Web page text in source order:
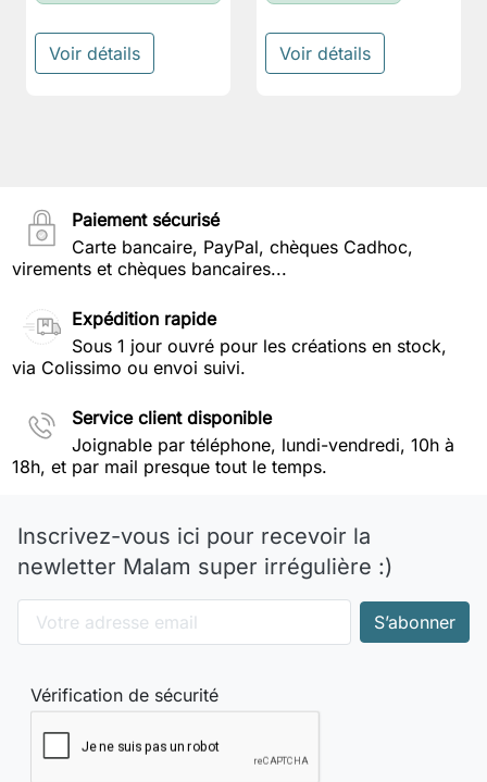
Voir détails Voir détails
Paiement sécurisé
Carte bancaire, PayPal, chèques Cadhoc,
virements et chèques bancaires...
Expédition rapide
Sous 1 jour ouvré pour les créations en stock,
via Colissimo ou envoi suivi.
Service client disponible
Joignable par téléphone, lundi-vendredi, 10h à
18h, et par mail presque tout le temps.
Inscrivez-vous ici pour recevoir la
newletter Malam super irrégulière :)
Vérification de sécurité